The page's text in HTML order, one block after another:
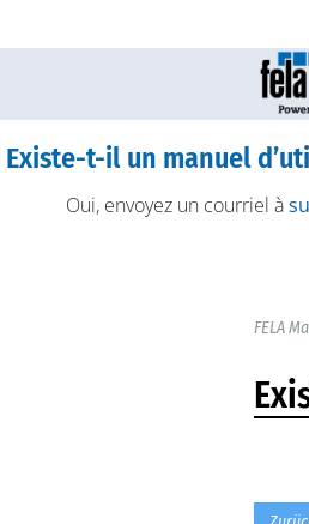
Existe-t-il un manuel
Oui, envoyez un courriel à
FELA